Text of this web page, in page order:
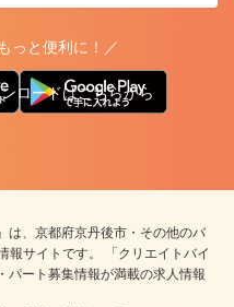
っと便利に！／
ロードはこちらから
は、京都府京丹後市・その他のバ
報サイトです。 「クリエイトバイ
パート募集情報が満載の求人情報